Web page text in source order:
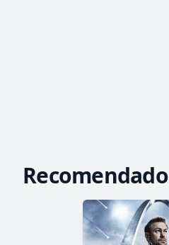
Recomendado